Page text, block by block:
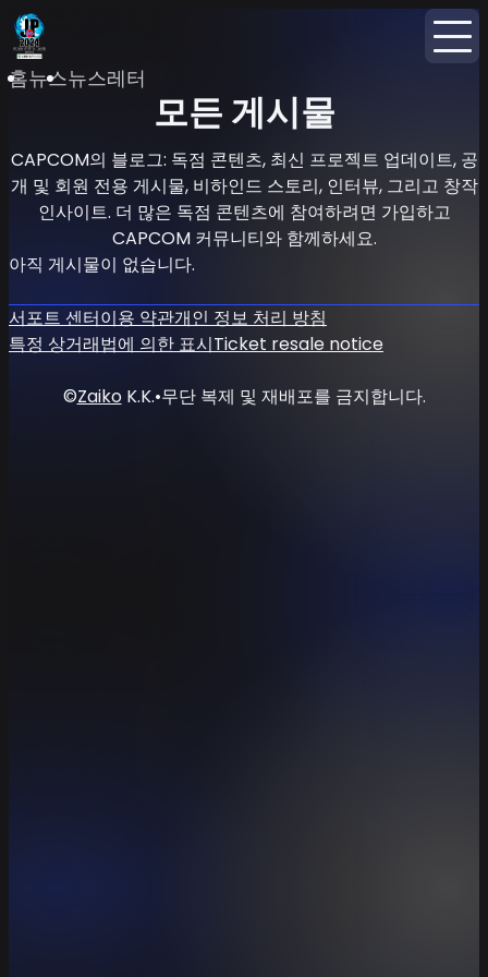
홈뉴스뉴스레터
모든 게시물
CAPCOM의 블로그: 독점 콘텐츠, 최신 프로젝트 업데이트, 공
개 및 회원 전용 게시물, 비하인드 스토리, 인터뷰, 그리고 창작
인사이트. 더 많은 독점 콘텐츠에 참여하려면 가입하고
CAPCOM 커뮤니티와 함께하세요.
아직 게시물이 없습니다.
서포트 센터이용 약관개인 정보 처리 방침
특정 상거래법에 의한 표시Ticket resale notice
©ZaikoK.K.•무단 복제 및 재배포를 금지합니다.